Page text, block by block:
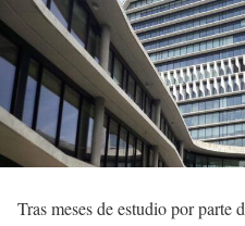
Tras meses de estudio por